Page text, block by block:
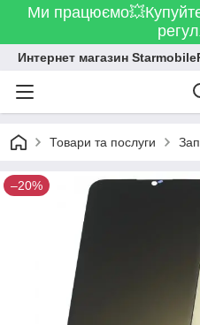
Ми
Интернет магазин
Товари та послуги
–20%